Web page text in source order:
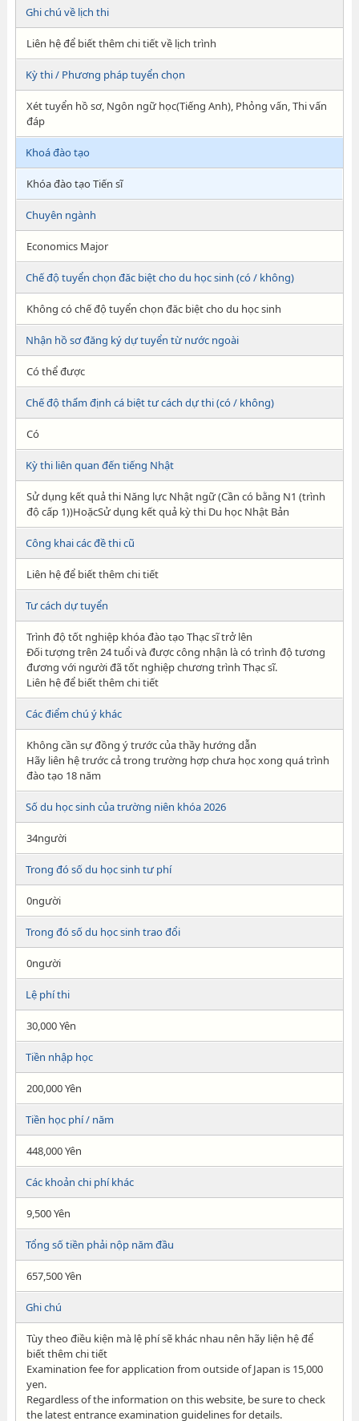
Ghi chú về lịch thi
Liên hệ để biết thêm chi tiết về lịch trình
Kỳ thi / Phương pháp tuyển chọn
Xét tuyển hồ sơ, Ngôn ngữ học(Tiếng Anh), Phỏng vấn, Thi vấn
đáp
Khoá đào tạo
Khóa đào tạo Tiến sĩ
Chuyên ngành
Economics Major
Chế độ tuyển chọn đăc biệt cho du học sinh (có / không)
Không có chế độ tuyển chọn đăc biệt cho du học sinh
Nhận hồ sơ đăng ký dự tuyển từ nước ngoài
Có thể được
Chế độ thẩm định cá biệt tư cách dự thi (có / không)
Có
Kỳ thi liên quan đến tiếng Nhật
Sử dụng kết quả thi Năng lực Nhật ngữ (Cần có bằng N1 (trình
độ cấp 1))HoặcSử dụng kết quả kỳ thi Du học Nhật Bản
Công khai các đề thi cũ
Liên hệ để biết thêm chi tiết
Tư cách dự tuyển
Trình độ tốt nghiệp khóa đào tạo Thạc sĩ trở lên
Đối tượng trên 24 tuổi và được công nhận là có trình độ tương
đương với người đã tốt nghiệp chương trình Thạc sĩ.
Liên hệ để biết thêm chi tiết
Các điểm chú ý khác
Không cần sự đồng ý trước của thầy hướng dẫn
Hãy liên hệ trước cả trong trường hợp chưa học xong quá trình
đào tạo 18 năm
Số du học sinh của trường niên khóa 2026
34người
Trong đó số du học sinh tư phí
0người
Trong đó số du học sinh trao đổi
0người
Lệ phí thi
30,000 Yên
Tiền nhập học
200,000 Yên
Tiền học phí / năm
448,000 Yên
Các khoản chi phí khác
9,500 Yên
Tổng số tiền phải nộp năm đầu
657,500 Yên
Ghi chú
Tùy theo điều kiện mà lệ phí sẽ khác nhau nên hãy liện hệ để
biết thêm chi tiết
Examination fee for application from outside of Japan is 15,000
yen.
Regardless of the information on this website, be sure to check
the latest entrance examination guidelines for details.